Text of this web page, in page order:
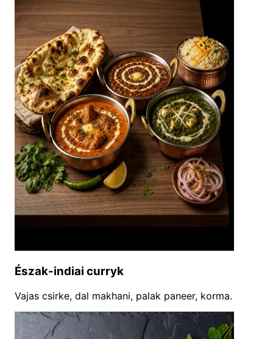
Észak-indiai curryk
Vajas csirke, dal makhani, palak paneer, korma.